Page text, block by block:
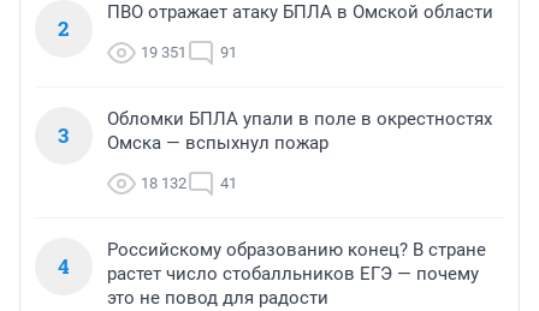
2
ПВО отражает атаку БПЛА в Омской области
19 351 91
3
Обломки БПЛА упали в поле в окрестностях
Омска — вспыхнул пожар
18 132 41
4
Российскому образованию конец? В стране
растет число стобалльников ЕГЭ — почему
это не повод для радости